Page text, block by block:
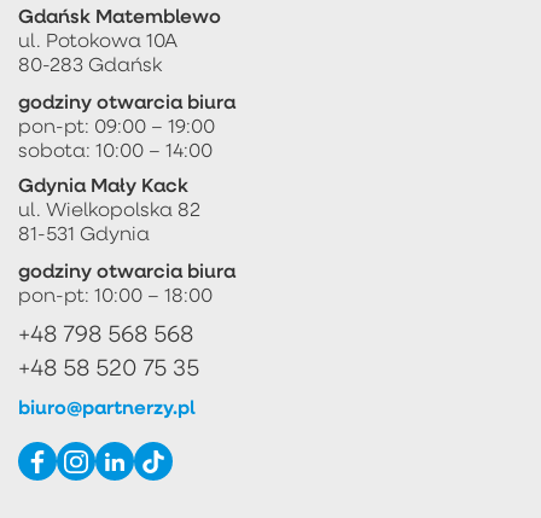
Gdańsk Matemblewo
ul. Potokowa 10A
80-283 Gdańsk
godziny otwarcia biura
pon-pt: 09:00 – 19:00
sobota: 10:00 – 14:00
Gdynia Mały Kack
ul. Wielkopolska 82
81-531 Gdynia
godziny otwarcia biura
pon-pt: 10:00 – 18:00
+48 798 568 568
+48 58 520 75 35
biuro@partnerzy.pl